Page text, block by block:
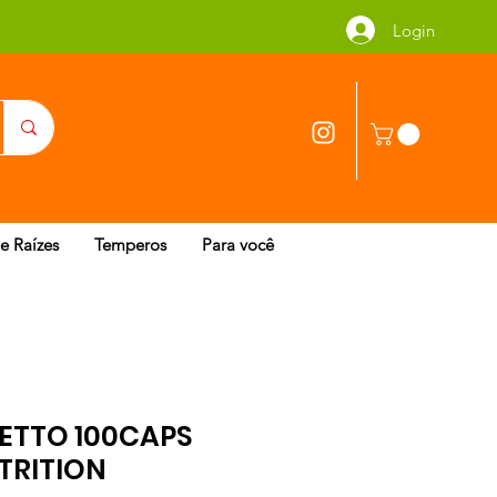
Login
Raízes Temperos Para você
100CAPS